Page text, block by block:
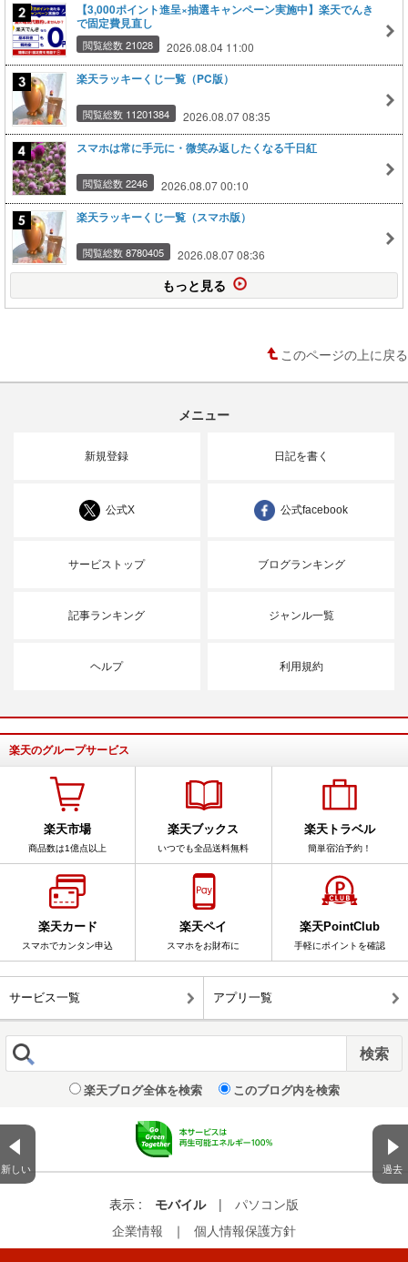
新しい 過去
【3,000ポイント進呈×抽選キャンペーン実施中】楽天でんき
で固定費見直し
閲覧総数 21028 2026.08.04 11:00
楽天ラッキーくじ一覧（PC版）
閲覧総数 11201384 2026.08.07 08:35
スマホは常に手元に・微笑み返したくなる千日紅
閲覧総数 2246 2026.08.07 00:10
楽天ラッキーくじ一覧（スマホ版）
閲覧総数 8780405 2026.08.07 08:36
もっと見る
このページの上に戻る
メニュー
新規登録 日記を書く
公式X 公式facebook
サービストップ ブログランキング
記事ランキング ジャンル一覧
ヘルプ 利用規約
楽天のグループサービス
楽天市場
商品数は1億点以上
楽天ブックス
いつでも全品送料無料
楽天トラベル
簡単宿泊予約！
楽天カード
スマホでカンタン申込
楽天ペイ
スマホをお財布に
楽天PointClub
手軽にポイントを確認
サービス一覧 アプリ一覧
楽天ブログ全体を検索 このブログ内を検索
表示 : モバイル |
パソコン版
企業情報
｜ 個人情報保護方針